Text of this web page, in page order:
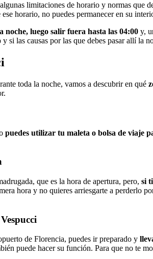
limitaciones de horario y normas que
horario, no puedes permanecer en su
noche, luego salir fuera hasta las 04:00 y,
si las causas por las que debes pasar allí la
toda la noche, vamos a descubrir en qué
puedes utilizar tu maleta o bolsa de viaje
que es la hora de apertura, pero, si
hora y no quieres arriesgarte a perderlo
de Florencia, puedes ir preparado y
puede hacer su función. Para que no te